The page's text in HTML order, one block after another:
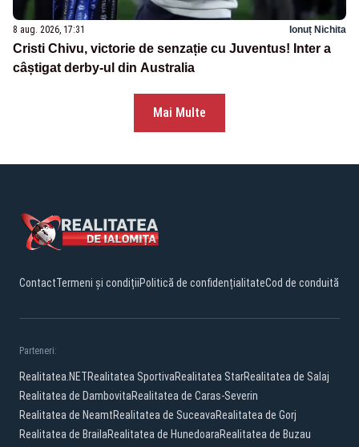
8 aug. 2026, 17:31 Ionuț Nichita
Cristi Chivu, victorie de senzație cu Juventus! Inter a
câștigat derby-ul din Australia
Mai Multe
ContactTermeni și condițiiPolitică de confidențialitateCod de conduită
Parteneri:
Realitatea.NETRealitatea SportivaRealitatea StarRealitatea de Salaj
Realitatea de DambovitaRealitatea de Caras-Severin
Realitatea de NeamtRealitatea de SuceavaRealitatea de Gorj
Realitatea de BrailaRealitatea de HunedoaraRealitatea de Buzau